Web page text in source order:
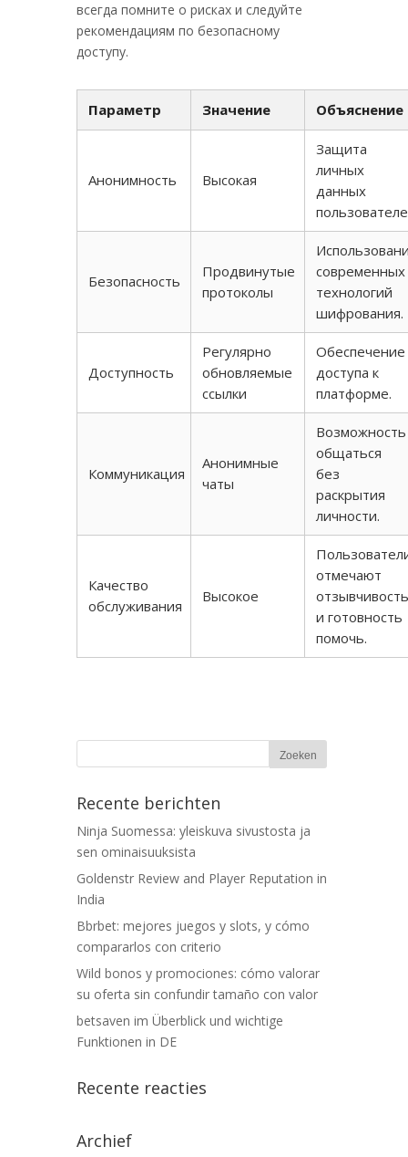
всегда помните о рисках и следуйте
рекомендациям по безопасному
доступу.
Параметр Значение Объяснение
Анонимность Высокая
Защита
личных
данных
Безопасность
Продвинутые
протоколы
современных
технологий
шифрования.
Доступность
Регулярно
обновляемые
ссылки
Обеспечение
доступа к
платформе.
Коммуникация
Анонимные
чаты
Возможность
общаться
без
раскрытия
личности.
Качество
обслуживания
Высокое
отмечают
отзывчивость
и готовность
помочь.
Recente berichten
Ninja Suomessa: yleiskuva sivustosta ja
sen ominaisuuksista
Goldenstr Review and Player Reputation in
India
Bbrbet: mejores juegos y slots, y cómo
compararlos con criterio
Wild bonos y promociones: cómo valorar
su oferta sin confundir tamaño con valor
betsaven im Überblick und wichtige
Funktionen in DE
Recente reacties
Archief